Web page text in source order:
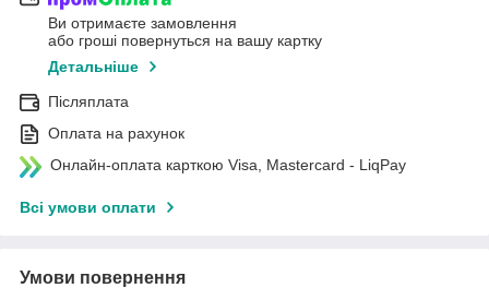
Ви отримаєте замовлення
або гроші повернуться на вашу картку
Детальніше
Післяплата
Оплата на рахунок
Онлайн-оплата карткою Visa, Mastercard - LiqPay
Всі умови оплати
Умови повернення